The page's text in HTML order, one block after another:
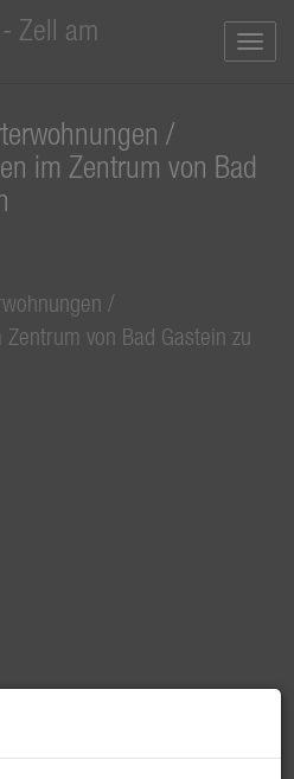
/
im Zentrum von Bad